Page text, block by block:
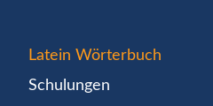
Latein Wörterbuch
Schulungen